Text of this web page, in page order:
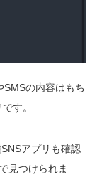
SMSの内容はもち
す。
アプリも確認
見つけられま